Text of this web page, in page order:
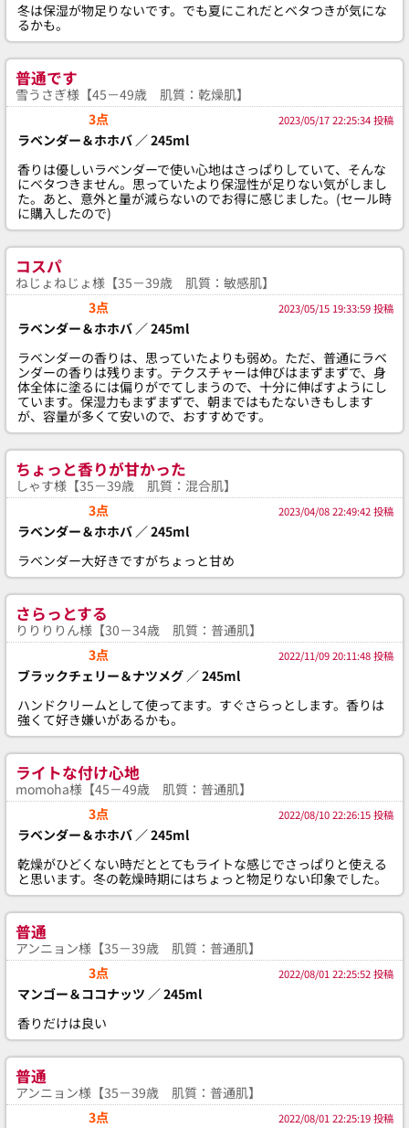
冬は保湿が物足りないです。でも夏にこれだとベタつきが気にな
るかも。
普通です
雪うさぎ様【45－49歳 肌質：乾燥肌】
3点
2023/05/17 22:25:34 投稿
ラベンダー＆ホホバ ／ 245ml
香りは優しいラベンダーで使い心地はさっぱりしていて、そんな
にベタつきません。思っていたより保湿性が足りない気がしまし
た。あと、意外と量が減らないのでお得に感じました。(セール時
に購入したので)
コスパ
ねじょねじょ様【35－39歳 肌質：敏感肌】
3点
2023/05/15 19:33:59 投稿
ラベンダー＆ホホバ ／ 245ml
ラベンダーの香りは、思っていたよりも弱め。ただ、普通にラベ
ンダーの香りは残ります。テクスチャーは伸びはまずまずで、身
体全体に塗るには偏りがでてしまうので、十分に伸ばすようにし
ています。保湿力もまずまずで、朝まではもたないきもします
が、容量が多くて安いので、おすすめです。
ちょっと香りが甘かった
しゃす様【35－39歳 肌質：混合肌】
3点
2023/04/08 22:49:42 投稿
ラベンダー＆ホホバ ／ 245ml
ラベンダー大好きですがちょっと甘め
さらっとする
りりりりん様【30－34歳 肌質：普通肌】
3点
2022/11/09 20:11:48 投稿
ブラックチェリー＆ナツメグ ／ 245ml
ハンドクリームとして使ってます。すぐさらっとします。香りは
強くて好き嫌いがあるかも。
ライトな付け心地
momoha様【45－49歳 肌質：普通肌】
3点
2022/08/10 22:26:15 投稿
ラベンダー＆ホホバ ／ 245ml
乾燥がひどくない時だととてもライトな感じでさっぱりと使える
と思います。冬の乾燥時期にはちょっと物足りない印象でした。
普通
アンニョン様【35－39歳 肌質：普通肌】
3点
2022/08/01 22:25:52 投稿
マンゴー＆ココナッツ ／ 245ml
香りだけは良い
普通
アンニョン様【35－39歳 肌質：普通肌】
3点
2022/08/01 22:25:19 投稿